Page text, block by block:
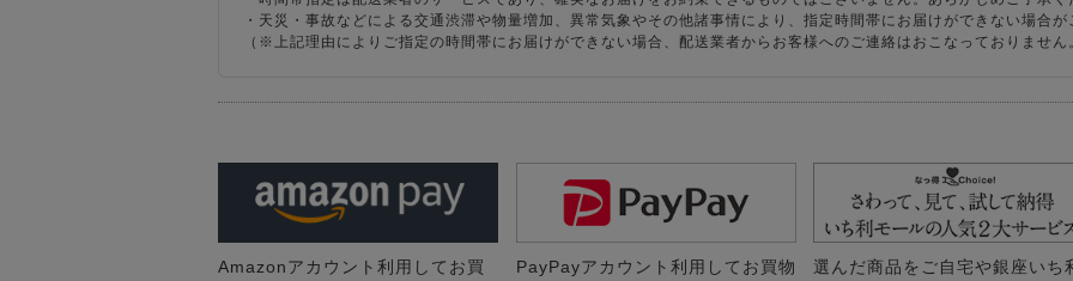
・天災・事故などによる交通渋滞や物量増加、異常気象やその他諸事情により、指定時間帯にお届けができない場合が
（※上記理由によりご指定の時間帯にお届けができない場合、配送業者からお客様へのご連絡はおこなっておりません
Amazonアカウント利用してお買
PayPayアカウント利用してお買物
選んだ商品をご自宅や銀座いち